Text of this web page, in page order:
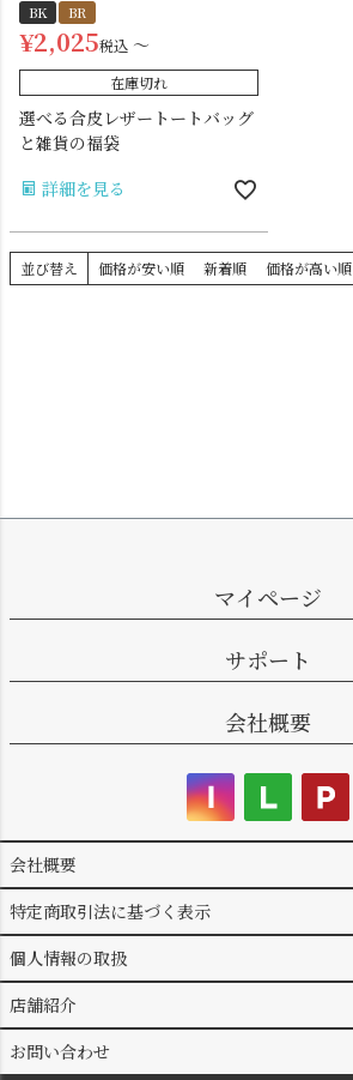
BK BR
¥2,025税込 〜
在庫切れ
選べる合皮レザートートバッグ
と雑貨の福袋
詳細を見る
並び替え 価格が安い順 新着順 価格が高い順
マイページ
サポート
会社概要
会社概要
特定商取引法に基づく表示
個人情報の取扱
店舗紹介
お問い合わせ